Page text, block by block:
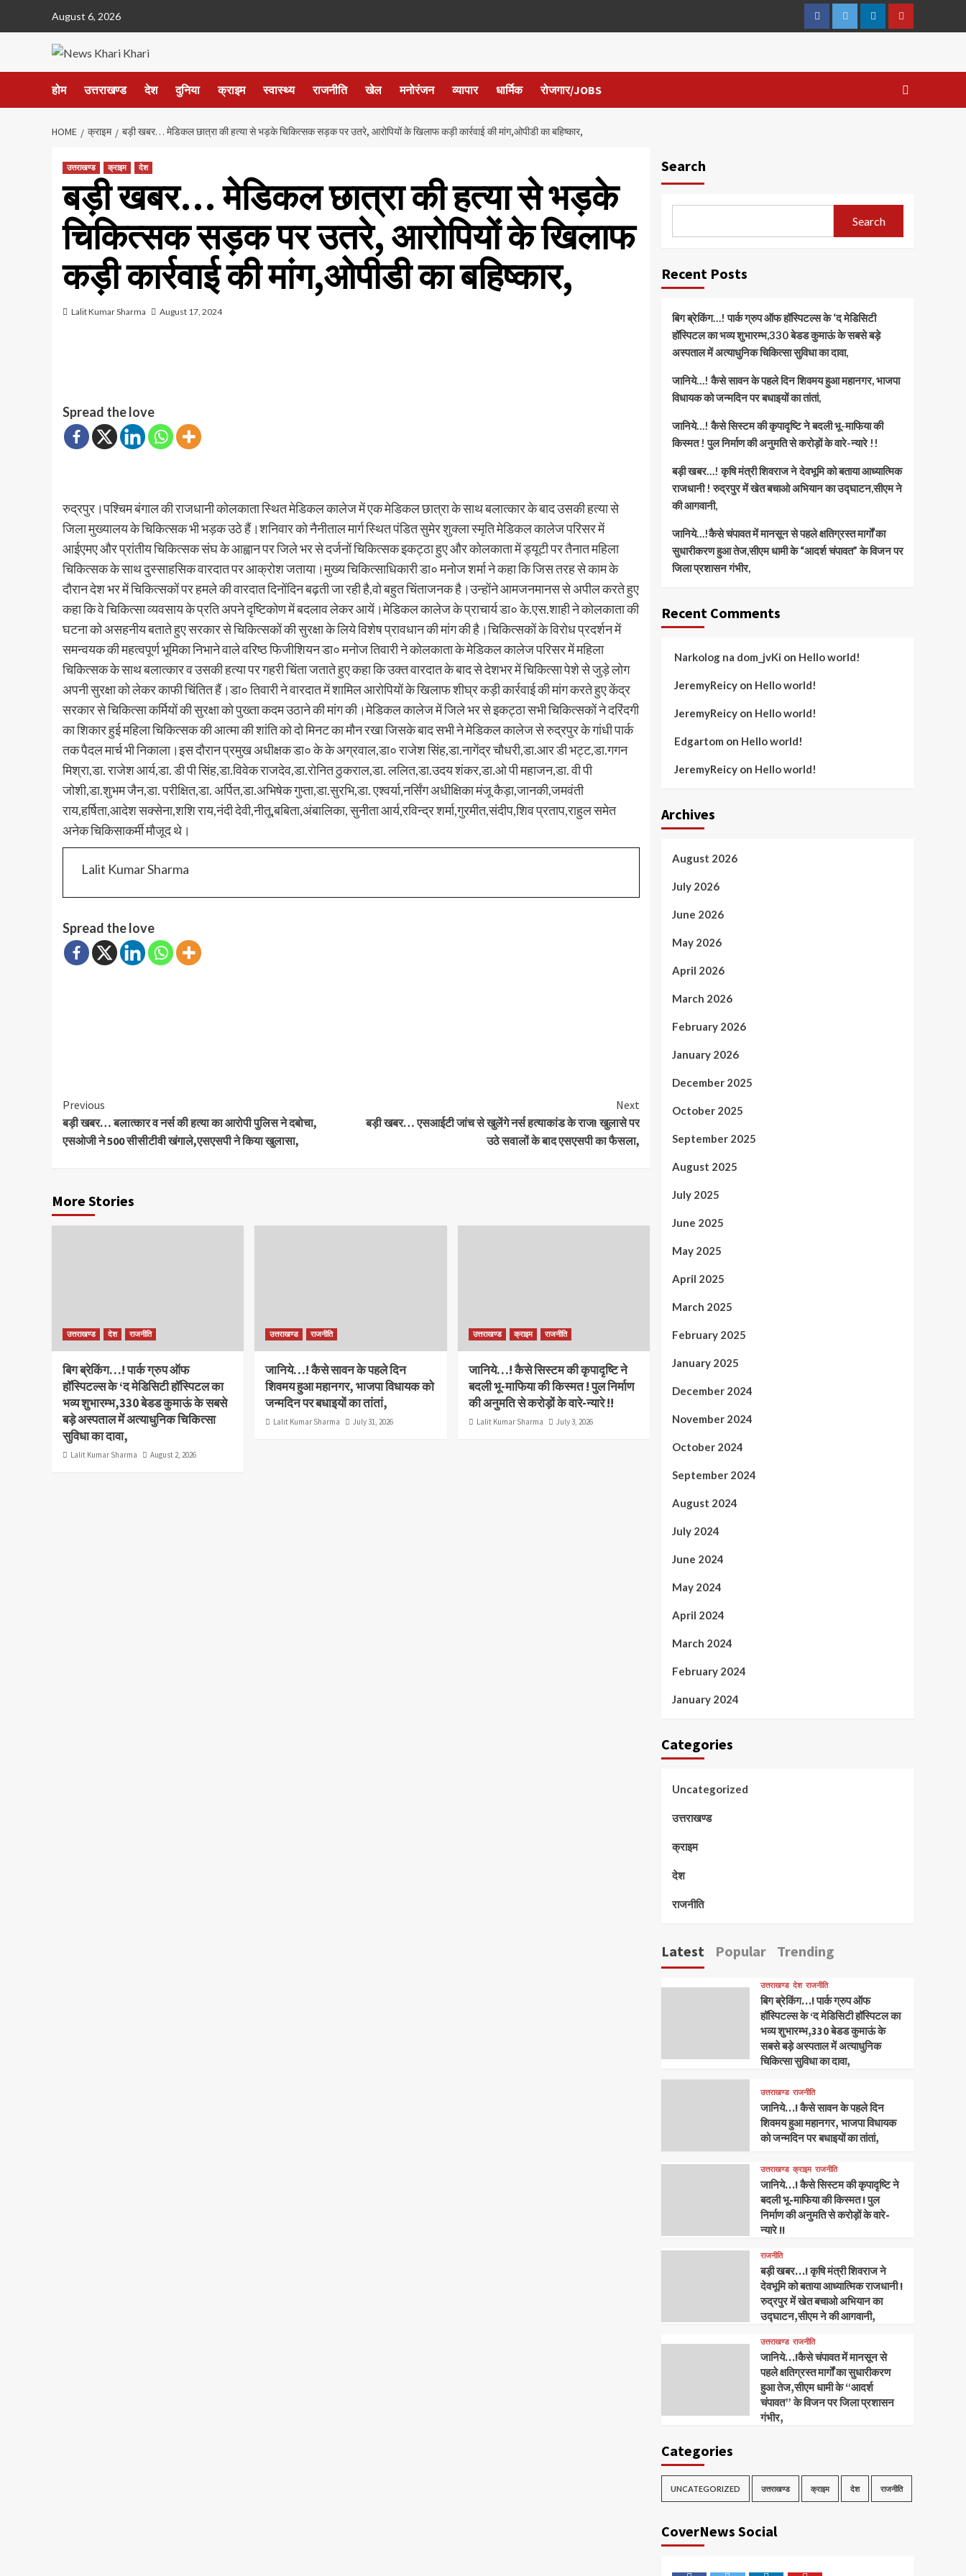
August 6, 2026
FacebookTwitterLinkedinYoutube
होम उत्तराखण्ड देश दुनिया क्राइम स्वास्थ्य राजनीति खेल मनोरंजन व्यापार धार्मिक रोजगार/JOBS
HOME क्राइम बड़ी खबर… मेडिकल छात्रा की हत्या से भड़के चिकित्सक सड़क पर उतरे, आरोपियों के खिलाफ कड़ी कार्रवाई की मांग,ओपीडी का बहिष्कार,
उत्तराखण्ड क्राइम देश
बड़ी खबर… मेडिकल छात्रा की हत्या से भड़के
चिकित्सक सड़क पर उतरे, आरोपियों के खिलाफ
कड़ी कार्रवाई की मांग,ओपीडी का बहिष्कार,
Lalit Kumar Sharma August 17, 2024
Spread the love
रुद्रपुर।पश्चिम बंगाल की राजधानी कोलकाता स्थित मेडिकल कालेज में एक मेडिकल छात्रा के साथ बलात्कार के बाद उसकी हत्या से
जिला मुख्यालय के चिकित्सक भी भड़क उठे हैं।शनिवार को नैनीताल मार्ग स्थित पंडित सुमेर शुक्ला स्मृति मेडिकल कालेज परिसर में
आईएमए और प्रांतीय चिकित्सक संघ के आह्वान पर जिले भर से दर्जनों चिकित्सक इकट्ठा हुए और कोलकाता में ड्यूटी पर तैनात महिला
चिकित्सक के साथ दुस्साहसिक वारदात पर आक्रोश जताया।मुख्य चिकित्साधिकारी डा० मनोज शर्मा ने कहा कि जिस तरह से काम के
दौरान देश भर में चिकित्सकों पर हमले की वारदात दिनोंदिन बढ़ती जा रही है,वो बहुत चिंताजनक है।उन्होंने आमजनमानस से अपील करते हुए
कहा कि वे चिकित्सा व्यवसाय के प्रति अपने दृष्टिकोण में बदलाव लेकर आयें।मेडिकल कालेज के प्राचार्य डा० के.एस.शाही ने कोलकाता की
घटना को असहनीय बताते हुए सरकार से चिकित्सकों की सुरक्षा के लिये विशेष प्रावधान की मांग की है।चिकित्सकों के विरोध प्रदर्शन में
समन्वयक की महत्वपूर्ण भूमिका निभाने वाले वरिष्ठ फिजीशियन डा० मनोज तिवारी ने कोलकाता के मेडिकल कालेज परिसर में महिला
चिकित्सक के साथ बलात्कार व उसकी हत्या पर गहरी चिंता जताते हुए कहा कि उक्त वारदात के बाद से देशभर में चिकित्सा पेशे से जुड़े लोग
अपनी सुरक्षा को लेकर काफी चिंतित हैं।डा० तिवारी ने वारदात में शामिल आरोपियों के खिलाफ शीघ्र कड़ी कार्रवाई की मांग करते हुए केंद्र
सरकार से चिकित्सा कर्मियों की सुरक्षा को पुख्ता कदम उठाने की मांग की।मेडिकल कालेज में जिले भर से इकट्ठा सभी चिकित्सकों ने दरिंदगी
का शिकार हुई महिला चिकित्सक की आत्मा की शांति को दो मिनट का मौन रखा जिसके बाद सभी ने मेडिकल कालेज से रुद्रपुर के गांधी पार्क
तक पैदल मार्च भी निकाला।इस दौरान प्रमुख अधीक्षक डा० के के अग्रवाल,डा० राजेश सिंह,डा.नागेंद्र चौधरी,डा.आर डी भट्ट,डा.गगन
मिश्रा,डा. राजेश आर्य,डा. डी पी सिंह,डा.विवेक राजदेव,डा.रोनित ठुकराल,डा. ललित,डा.उदय शंकर,डा.ओ पी महाजन,डा. वी पी
जोशी,डा.शुभम जैन,डा. परीक्षित,डा. अर्पित,डा.अभिषेक गुप्ता,डा.सुरभि,डा. एश्वर्या,नर्सिंग अधीक्षिका मंजू कैड़ा,जानकी,जमवंती
राय,हर्षिता,आदेश सक्सेना,शशि राय,नंदी देवी,नीतू,बबिता,अंबालिका, सुनीता आर्य,रविन्द्र शर्मा,गुरमीत,संदीप,शिव प्रताप,राहुल समेत
अनेक चिकिसाकर्मी मौजूद थे।
Lalit Kumar Sharma
Spread the love
Continue
Reading
Previous
बड़ी खबर… बलात्कार व नर्स की हत्या का आरोपी पुलिस ने दबोचा,
एसओजी ने 500 सीसीटीवी खंगाले,एसएसपी ने किया खुलासा,
Next
बड़ी खबर… एसआईटी जांच से खुलेंगे नर्स हत्याकांड के राज! खुलासे पर
उठे सवालों के बाद एसएसपी का फैसला,
More Stories
उत्तराखण्ड देश राजनीति
बिग ब्रेकिंग…! पार्क ग्रुप ऑफ
हॉस्पिटल्स के ‘द मेडिसिटी हॉस्पिटल का
भव्य शुभारम्भ,330 बेडड कुमाऊं के सबसे
बड़े अस्पताल में अत्याधुनिक चिकित्सा
सुविधा का दावा,
Lalit Kumar Sharma August 2, 2026
उत्तराखण्ड राजनीति
जानिये…! कैसे सावन के पहले दिन
शिवमय हुआ महानगर, भाजपा विधायक को
जन्मदिन पर बधाइयों का तांतां,
Lalit Kumar Sharma July 31, 2026
उत्तराखण्ड क्राइम राजनीति
जानिये…! कैसे सिस्टम की कृपादृष्टि ने
बदली भू-माफिया की किस्मत ! पुल निर्माण
की अनुमति से करोड़ों के वारे-न्यारे !!
Lalit Kumar Sharma July 3, 2026
Search
Search
Recent Posts
बिग ब्रेकिंग…! पार्क ग्रुप ऑफ हॉस्पिटल्स के ‘द मेडिसिटी
हॉस्पिटल का भव्य शुभारम्भ,330 बेडड कुमाऊं के सबसे बड़े
अस्पताल में अत्याधुनिक चिकित्सा सुविधा का दावा,
जानिये…! कैसे सावन के पहले दिन शिवमय हुआ महानगर, भाजपा
विधायक को जन्मदिन पर बधाइयों का तांतां,
जानिये…! कैसे सिस्टम की कृपादृष्टि ने बदली भू-माफिया की
किस्मत ! पुल निर्माण की अनुमति से करोड़ों के वारे-न्यारे !!
बड़ी खबर…! कृषि मंत्री शिवराज ने देवभूमि को बताया आध्यात्मिक
राजधानी ! रुद्रपुर में खेत बचाओ अभियान का उद्घाटन,सीएम ने
की आगवानी,
जानिये…!कैसे चंपावत में मानसून से पहले क्षतिग्रस्त मार्गों का
सुधारीकरण हुआ तेज,सीएम धामी के “आदर्श चंपावत” के विजन पर
जिला प्रशासन गंभीर,
Recent Comments
Narkolog na dom_jvKi on Hello world!
JeremyReicyon Hello world!
JeremyReicyon Hello world!
Edgartom on Hello world!
JeremyReicyon Hello world!
Archives
August 2026
July 2026
June 2026
May 2026
April 2026
March 2026
February 2026
January 2026
December 2025
October 2025
September 2025
August 2025
July 2025
June 2025
May 2025
April 2025
March 2025
February 2025
January 2025
December 2024
November 2024
October 2024
September 2024
August 2024
July 2024
June 2024
May 2024
April 2024
March 2024
February 2024
January 2024
Categories
Uncategorized
उत्तराखण्ड
क्राइम
देश
राजनीति
Latest Popular Trending
उत्तराखण्ड देश राजनीति
बिग ब्रेकिंग…! पार्क ग्रुप ऑफ
हॉस्पिटल्स के ‘द मेडिसिटी हॉस्पिटल का
भव्य शुभारम्भ,330 बेडड कुमाऊं के
सबसे बड़े अस्पताल में अत्याधुनिक
चिकित्सा सुविधा का दावा,
उत्तराखण्ड राजनीति
जानिये…! कैसे सावन के पहले दिन
शिवमय हुआ महानगर, भाजपा विधायक
को जन्मदिन पर बधाइयों का तांतां,
उत्तराखण्ड क्राइम राजनीति
जानिये…! कैसे सिस्टम की कृपादृष्टि ने
बदली भू-माफिया की किस्मत ! पुल
निर्माण की अनुमति से करोड़ों के वारे-
न्यारे !!
राजनीति
बड़ी खबर…! कृषि मंत्री शिवराज ने
देवभूमि को बताया आध्यात्मिक राजधानी !
रुद्रपुर में खेत बचाओ अभियान का
उद्घाटन,सीएम ने की आगवानी,
उत्तराखण्ड राजनीति
जानिये…!कैसे चंपावत में मानसून से
पहले क्षतिग्रस्त मार्गों का सुधारीकरण
हुआ तेज,सीएम धामी के “आदर्श
चंपावत” के विजन पर जिला प्रशासन
गंभीर,
Categories
UNCATEGORIZED उत्तराखण्ड क्राइम देश राजनीति
CoverNews Social